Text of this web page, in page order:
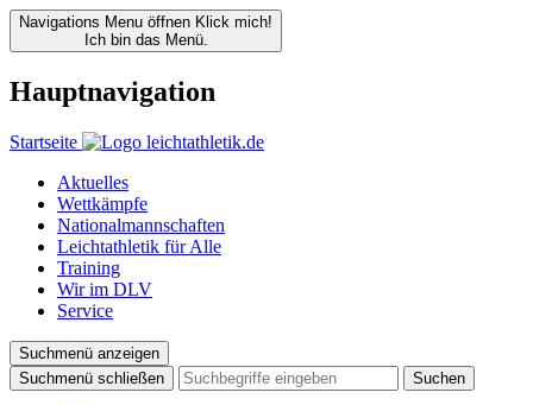
Navigations Menu öffnen Klick mich!
Ich bin das Menü.
Hauptnavigation
Startseite
Aktuelles
Wettkämpfe
Nationalmannschaften
Leichtathletik für Alle
Training
Wir im DLV
Service
Suchmenü anzeigen
Suchmenü schließen
Suchen